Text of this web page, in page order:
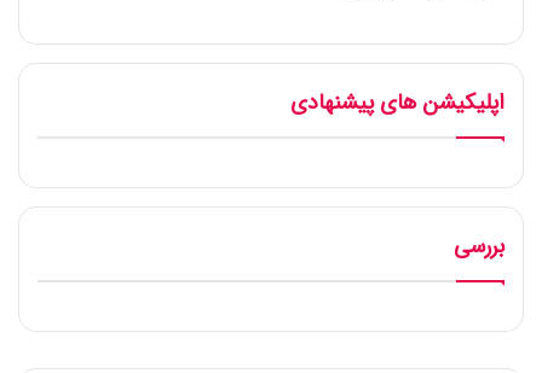
اپلیکیشن های پیشنهادی
بررسی